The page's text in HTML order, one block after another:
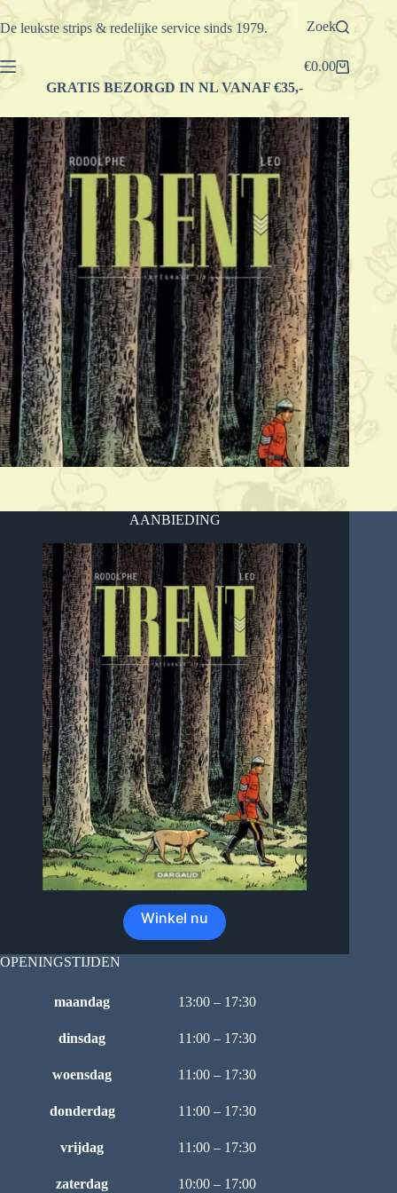
Ga
naar
De leukste strips & redelijke service sinds 1979. Zoek
Winkelwagen
€0.00
GRATIS BEZORGD IN NL VANAF €35,-
AANBIEDING
Winkel nu
OPENINGSTIJDEN
maandag 13:00 – 17:30
dinsdag 11:00 – 17:30
woensdag 11:00 – 17:30
donderdag 11:00 – 17:30
vrijdag 11:00 – 17:30
zaterdag 10:00 – 17:00